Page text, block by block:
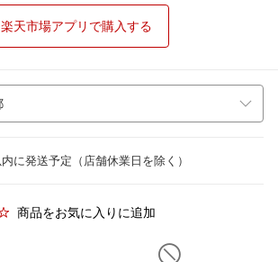
楽天市場アプリで購入する
に発送予定（店舗休業日を除く）
商品をお気に入りに追加